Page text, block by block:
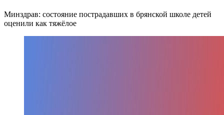
Минздрав: состояние пострадавших в брянской школе детей
оценили как тяжёлое